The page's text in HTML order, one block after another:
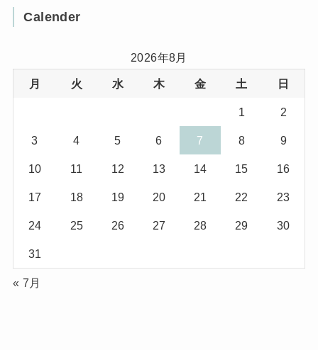
(3)
(10)
(2)
Calender
2026年8月
月 火 水 木 金 土 日
1 2
3 4 5 6 7 8 9
10 11 12 13 14 15 16
17 18 19 20 21 22 23
24 25 26 27 28 29 30
31
« 7月